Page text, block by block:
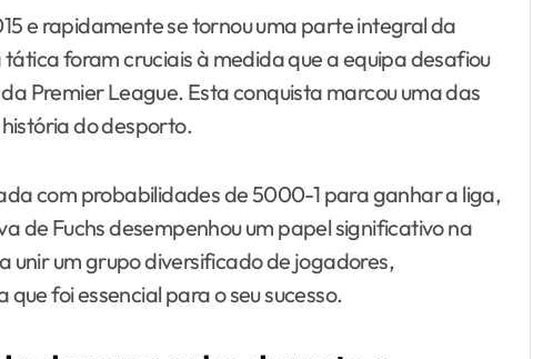
e rapidamente se tornou uma parte integral da
foram cruciais à medida que a equipa desafiou
Premier League. Esta conquista marcou uma das
do desporto.
com probabilidades de 5000-1 para ganhar a liga,
de Fuchs desempenhou um papel significativo na
unir um grupo diversificado de jogadores,
foi essencial para o seu sucesso.